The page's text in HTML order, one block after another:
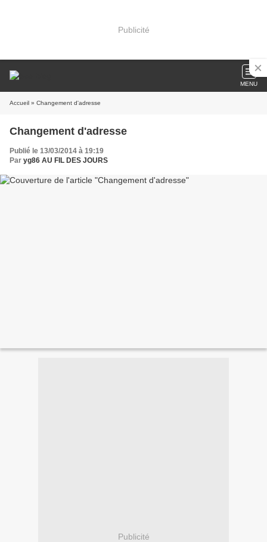
Publicité
MENU
Accueil » Changement d'adresse
Changement d'adresse
Publié le 13/03/2014 à 19:19
Par yg86 AU FIL DES JOURS
Publicité